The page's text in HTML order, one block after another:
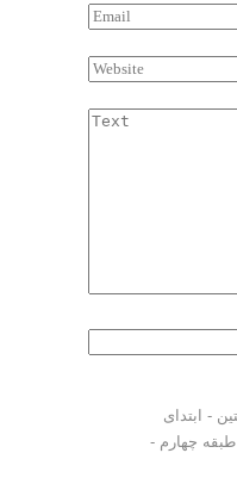
- ابتدای
چهارم -